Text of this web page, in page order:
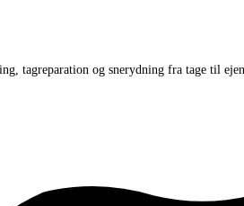
tagreparation og snerydning fra tage til